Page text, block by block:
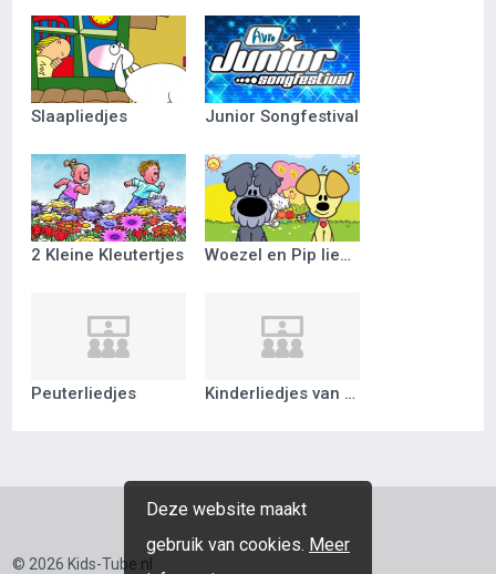
Slaapliedjes Junior Songfestival
2 Kleine Kleutertjes Woezel en Pip liedjes
Peuterliedjes Kinderliedjes van vroeger
Deze website maakt
gebruik van cookies. Meer
© 2026 Kids-Tube.nl